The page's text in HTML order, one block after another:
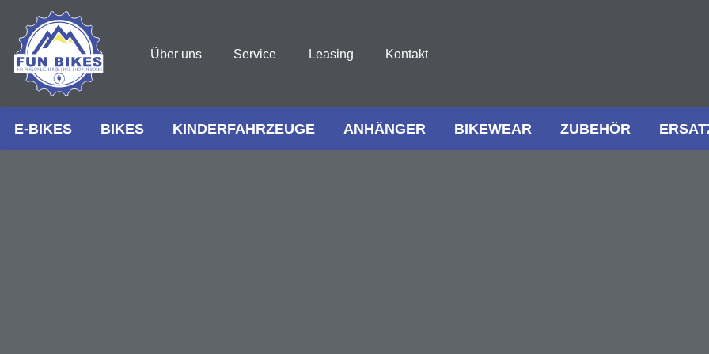
Über uns Service Leasing Kontakt
E-BIKES BIKES KINDERFAHRZEUGE ANHÄNGER BIKEWEAR ZUBEHÖR